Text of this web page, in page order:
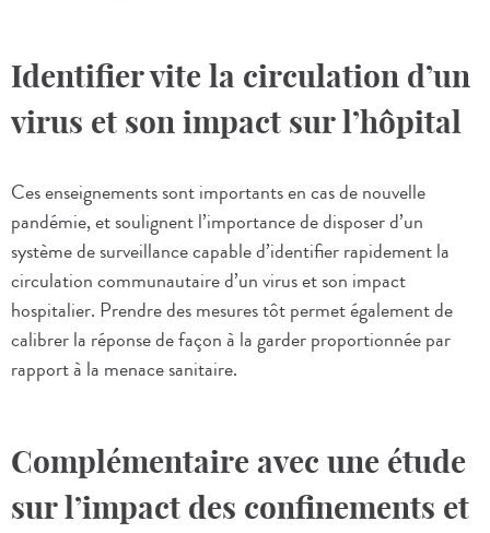
Identifier vite la circulation d’un
virus et son impact sur l’hôpital
Ces enseignements sont importants en cas de nouvelle
pandémie, et soulignent l’importance de disposer d’un
système de surveillance capable d’identifier rapidement la
circulation communautaire d’un virus et son impact
hospitalier. Prendre des mesures tôt permet également de
calibrer la réponse de façon à la garder proportionnée par
rapport à la menace sanitaire.
Complémentaire avec une étude
sur l’impact des confinements et